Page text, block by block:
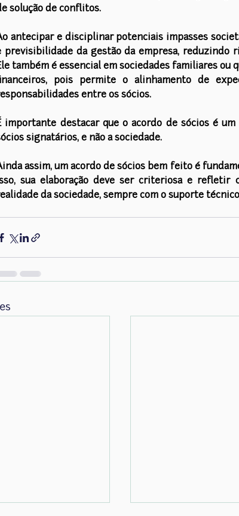
solução de conflitos.
antecipar e disciplinar potenciais impasses
previsibilidade da gestão da empresa, reduzindo
também é essencial em sociedades familiares
pois permite o alinhamento de
entre os sócios.
importante destacar que o acordo de sócios é
signatários, e não a sociedade.
assim, um acordo de sócios bem feito é
sua elaboração deve ser criteriosa e refletir
da sociedade, sempre com o suporte